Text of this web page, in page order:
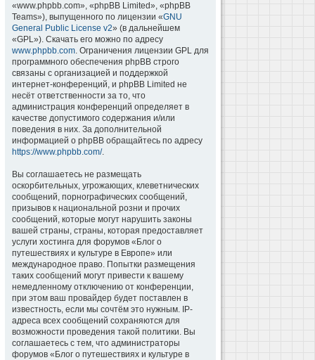
«www.phpbb.com», «phpBB Limited», «phpBB
Teams»), выпущенного по лицензии «GNU
General Public License v2» (в дальнейшем
«GPL»). Скачать его можно по адресу
www.phpbb.com. Ограничения лицензии GPL для
программного обеспечения phpBB строго
связаны с организацией и поддержкой
интернет-конференций, и phpBB Limited не
несёт ответственности за то, что
администрация конференций определяет в
качестве допустимого содержания и/или
поведения в них. За дополнительной
информацией о phpBB обращайтесь по адресу
https://www.phpbb.com/.
Вы соглашаетесь не размещать
оскорбительных, угрожающих, клеветнических
сообщений, порнографических сообщений,
призывов к национальной розни и прочих
сообщений, которые могут нарушить законы
вашей страны, страны, которая предоставляет
услуги хостинга для форумов «Блог о
путешествиях и культуре в Европе» или
международное право. Попытки размещения
таких сообщений могут привести к вашему
немедленному отключению от конференции,
при этом ваш провайдер будет поставлен в
известность, если мы сочтём это нужным. IP-
адреса всех сообщений сохраняются для
возможности проведения такой политики. Вы
соглашаетесь с тем, что администраторы
форумов «Блог о путешествиях и культуре в